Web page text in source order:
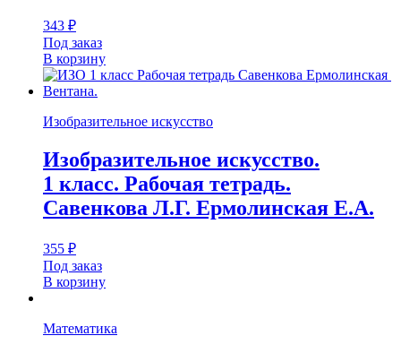
343 ₽
Под заказ
В корзину
Изобразительное искусство
Изобразительное искусство.
1 класс. Рабочая тетрадь.
Савенкова Л.Г. Ермолинская Е.А.
355 ₽
Под заказ
В корзину
Математика